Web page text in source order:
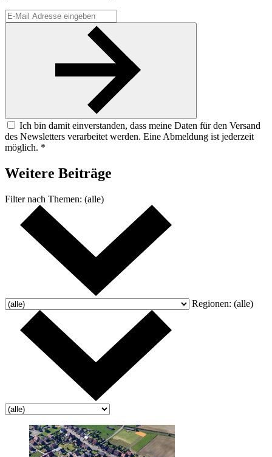
Ich bin damit einverstanden, dass meine Daten für den Versand
des Newsletters verarbeitet werden. Eine Abmeldung ist jederzeit
möglich. *
Weitere Beiträge
Filter nach Themen: (alle)
Regionen: (alle)